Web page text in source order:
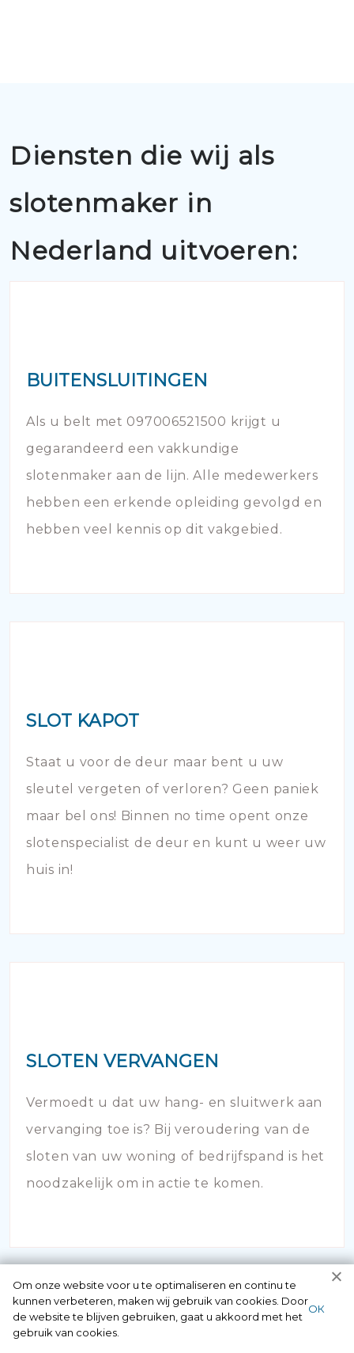
Diensten die wij als
slotenmaker in
Nederland uitvoeren:
BUITENSLUITINGEN
Als u belt met 097006521500 krijgt u
gegarandeerd een vakkundige
slotenmaker aan de lijn. Alle medewerkers
hebben een erkende opleiding gevolgd en
hebben veel kennis op dit vakgebied.
SLOT KAPOT
Staat u voor de deur maar bent u uw
sleutel vergeten of verloren? Geen paniek
maar bel ons! Binnen no time opent onze
slotenspecialist de deur en kunt u weer uw
huis in!
SLOTEN VERVANGEN
Vermoedt u dat uw hang- en sluitwerk aan
vervanging toe is? Bij veroudering van de
sloten van uw woning of bedrijfspand is het
noodzakelijk om in actie te komen.
Om onze website voor u te optimaliseren en continu te
kunnen verbeteren, maken wij gebruik van cookies. Door
de website te blijven gebruiken, gaat u akkoord met het
gebruik van cookies.
ОК